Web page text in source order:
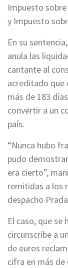
Impuesto
y Impuesto
En su
anula las
cantante al
acreditado que
más de 183
convertir a un
país.
“Nunca hubo
pudo
era cierto”,
remitidas a los
despacho
El caso, que
circunscribe a
de euros
cifra en más